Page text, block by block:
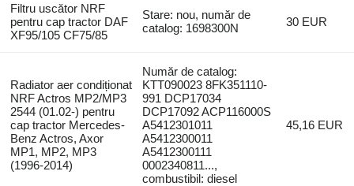
Filtru uscător NRF
pentru cap tractor DAF
XF95/105 CF75/85
Stare: nou, număr de
catalog: 1698300N
30 EUR
Radiator aer condiționat
NRF Actros MP2/MP3
2544 (01.02-) pentru
cap tractor Mercedes-
Benz Actros, Axor
MP1, MP2, MP3
(1996-2014)
Număr de catalog:
KTT090023 8FK351110-
991 DCP17034
DCP17092 ACP116000S
A5412301011
A5412300011
A5412300111
0002340811...,
combustibil: diesel
45,16 EUR